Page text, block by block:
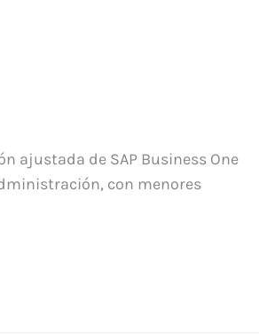
ajustada de SAP Business One
con menores